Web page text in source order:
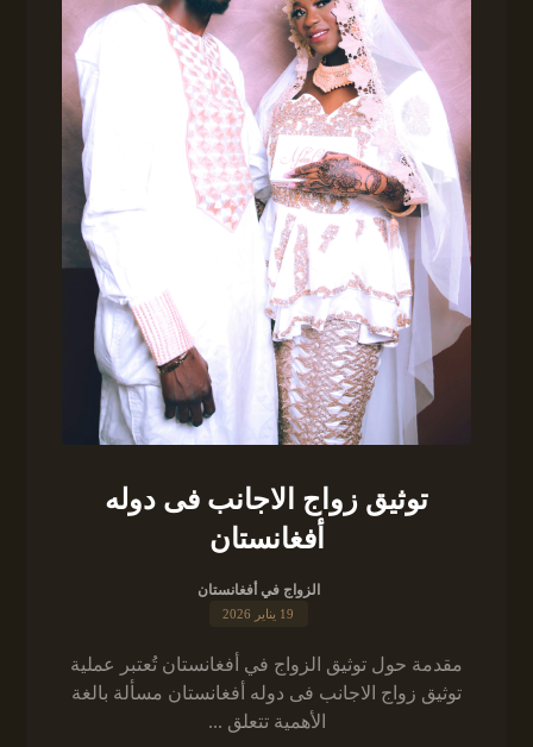
توثيق زواج الاجانب فى دوله
أفغانستان
الزواج في أفغانستان
19 يناير 2026
مقدمة حول توثيق الزواج في أفغانستان تُعتبر عملية
توثيق زواج الاجانب فى دوله أفغانستان مسألة بالغة
الأهمية تتعلق ...